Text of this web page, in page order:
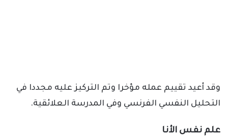
وقد أعيد تقييم عمله مؤخرا وتم التركيز عليه مجددا في
التحليل النفسي الفرنسي وفي المدرسة العلائقية.
علم نفس الأنا